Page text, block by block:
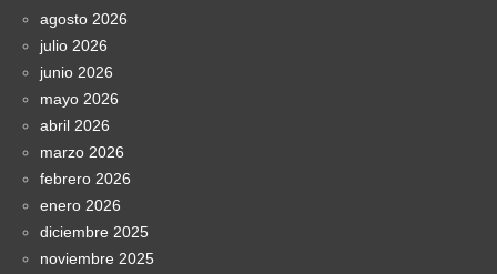
agosto 2026
julio 2026
junio 2026
mayo 2026
abril 2026
marzo 2026
febrero 2026
enero 2026
diciembre 2025
noviembre 2025